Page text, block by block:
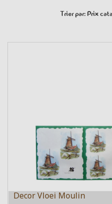
Trier par: Prix
Decor Vloei Moulin